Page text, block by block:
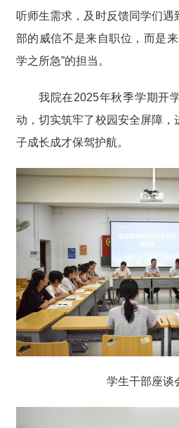
听师生需求，及时反馈同学们
部的威信不是来自职位，而是
学之所急”的担当。
我院在2025年秋季学期开
动，切实筑牢了校园安全屏障，
子成长成才保驾护航。
学生干部座谈